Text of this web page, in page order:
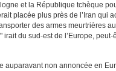
et la République tchèque
placée plus près de l’Iran qui
des armes meurtrières
irait du sud-est de l’Europe,
auparavant non annoncée en